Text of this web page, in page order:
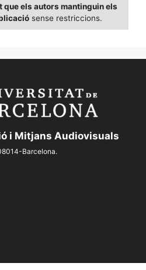
que els autors mantinguin els
sense restriccions.
i Mitjans Audiovisuals
Barcelona.